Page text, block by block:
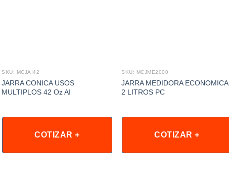
SKU: MCJAI42
JARRA CONICA USOS
MULTIPLOS 42 Oz AI
COTIZAR +
SKU: MCJME2000
JARRA MEDIDORA ECONOMICA
2 LITROS PC
COTIZAR +